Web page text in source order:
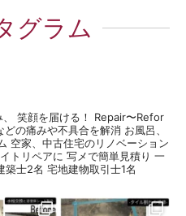
グラム
笑顔を届ける！
Repair〜Refor
どの痛みや不具合を解消 お風呂、
空家、中古住宅のリノベーション
トリペアに 写メで簡単見積り 一
築士2名 宅地建物取引士1名